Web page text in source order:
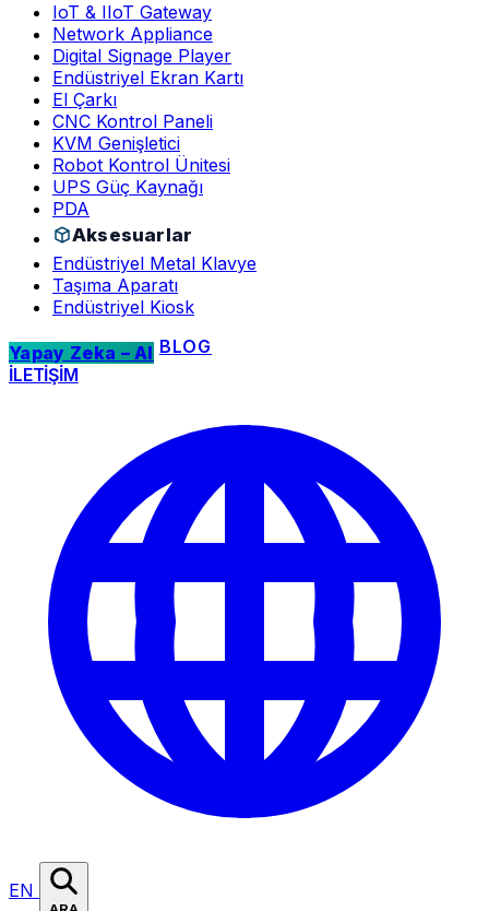
IoT & IIoT Gateway
Network Appliance
Digital Signage Player
Endüstriyel Ekran Kartı
El Çarkı
CNC Kontrol Paneli
KVM Genişletici
Robot Kontrol Ünitesi
UPS Güç Kaynağı
PDA
Aksesuarlar
Endüstriyel Metal Klavye
Taşıma Aparatı
Endüstriyel Kiosk
Yapay Zeka – AI BLOG
İLETİŞİM
EN